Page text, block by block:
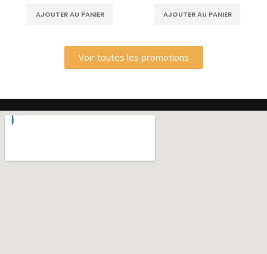
AJOUTER AU PANIER AJOUTER AU PANIER
Voir toutes les promotions